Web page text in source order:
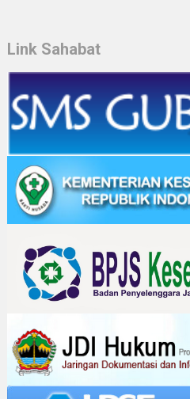
Link Sahabat